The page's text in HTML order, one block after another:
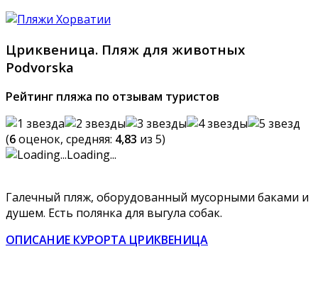
Цриквеница. Пляж для животных
Podvorska
Рейтинг пляжа по отзывам туристов
(6оценок, средняя: 4,83 из 5)
Loading...
Галечный пляж, оборудованный мусорными баками и
душем. Есть полянка для выгула собак.
ОПИСАНИЕ КУРОРТА ЦРИКВЕНИЦА